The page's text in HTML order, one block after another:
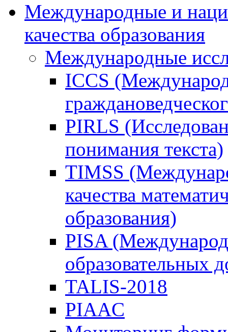
Международные и
качества образования
Международные
ICCS
PIRLS
понимания текста)
TIMSS
качества
образования)
PISA
образовательных
TALIS-2018
PIAAC